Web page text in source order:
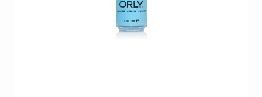
O-NP-2000017